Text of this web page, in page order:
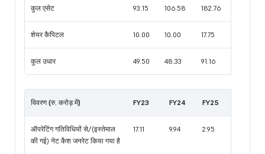
कुल एसेट 93.15 106.58 182.76
शेयर कैपिटल 10.00 10.00 17.75
कुल उधार 49.50 48.33 91.16
विवरण (रु. करोड़ में) FY23 FY24 FY25
ऑपरेटिंग गतिविधियों से/(इस्तेमाल
की गई) नेट कैश जनरेट किया गया है
17.11 9.94 2.95